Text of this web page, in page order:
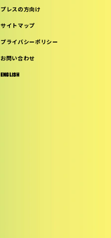
プレスの方向け
サイトマップ
プライバシーポリシー
お問い合わせ
ENGLISH